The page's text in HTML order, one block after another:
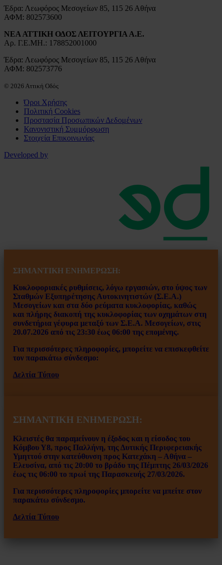
Έδρα: Λεωφόρος Μεσογείων 85, 115 26 Αθήνα
ΑΦΜ: 802573600
ΝΕΑ ΑΤΤΙΚΗ ΟΔΟΣ ΛΕΙΤΟΥΡΓΙΑ Α.Ε.
Αρ. Γ.Ε.ΜΗ.: 178852001000
Έδρα: Λεωφόρος Μεσογείων 85, 115 26 Αθήνα
ΑΦΜ: 802573776
© 2026 Αττική Οδός
Όροι Χρήσης
Πολιτική Cookies
Προστασία Προσωπικών Δεδομένων
Κανονιστική Συμμόρφωση
Στοιχεία Επικοινωνίας
Developed by
ΣΗΜΑΝΤΙΚΗ ΕΝΗΜΕΡΩΣΗ:
Κυκλοφοριακές ρυθμίσεις, λόγω εργασιών, στο ύψος των
Σταθμών Εξυπηρέτησης Αυτοκινητιστών (Σ.Ε.Α.)
Μεσογείων και στα δύο ρεύματα κυκλοφορίας, καθώς
και πλήρης διακοπή της κυκλοφορίας των οχημάτων στη
συνδετήρια γέφυρα μεταξύ των Σ.Ε.Α. Μεσογείων, στις
20.07.2026 από τις 23:30 έως 06:00 της επομένης.
Για περισσότερες πληροφορίες, μπορείτε να επισκεφθείτε
τον παρακάτω σύνδεσμο:
Δελτία Τύπου
ΣΗΜΑΝΤΙΚΗ ΕΝΗΜΕΡΩΣΗ:
Κλειστές θα παραμείνουν η έξοδος και η είσοδος του
Κόμβου Υ8, προς Παλλήνη, της Δυτικής Περιφερειακής
Υμηττού στην κατεύθυνση προς Κατεχάκη – Αθήνα –
Ελευσίνα, από τις 20:00 το βράδυ της Πέμπτης 26/03/2026
έως τις 06:00 το πρωί της Παρασκευής 27/03/2026.
Για περισσότερες πληροφορίες μπορείτε να μπείτε στον
παρακάτω σύνδεσμο.
Δελτία Τύπου